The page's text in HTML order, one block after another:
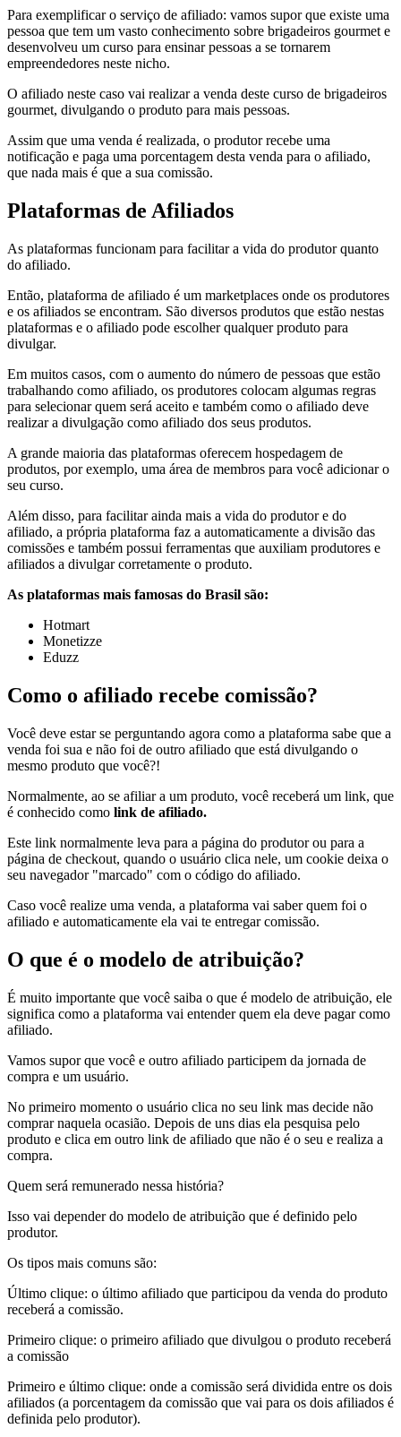
Para exemplificar o serviço de afiliado: vamos supor que existe uma
pessoa que tem um vasto conhecimento sobre brigadeiros gourmet e
desenvolveu um curso para ensinar pessoas a se tornarem
empreendedores neste nicho.
O afiliado neste caso vai realizar a venda deste curso de brigadeiros
gourmet, divulgando o produto para mais pessoas.
Assim que uma venda é realizada, o produtor recebe uma
notificação e paga uma porcentagem desta venda para o afiliado,
que nada mais é que a sua comissão.
Plataformas de Afiliados
As plataformas funcionam para facilitar a vida do produtor quanto
do afiliado.
Então, plataforma de afiliado é um marketplaces onde os produtores
e os afiliados se encontram. São diversos produtos que estão nestas
plataformas e o afiliado pode escolher qualquer produto para
divulgar.
Em muitos casos, com o aumento do número de pessoas que estão
trabalhando como afiliado, os produtores colocam algumas regras
para selecionar quem será aceito e também como o afiliado deve
realizar a divulgação como afiliado dos seus produtos.
A grande maioria das plataformas oferecem hospedagem de
produtos, por exemplo, uma área de membros para você adicionar o
seu curso.
Além disso, para facilitar ainda mais a vida do produtor e do
afiliado, a própria plataforma faz a automaticamente a divisão das
comissões e também possui ferramentas que auxiliam produtores e
afiliados a divulgar corretamente o produto.
As plataformas mais famosas do Brasil são:
Hotmart
Monetizze
Eduzz
Como o afiliado recebe comissão?
Você deve estar se perguntando agora como a plataforma sabe que a
venda foi sua e não foi de outro afiliado que está divulgando o
mesmo produto que você?!
Normalmente, ao se afiliar a um produto, você receberá um link, que
é conhecido como link de afiliado.
Este link normalmente leva para a página do produtor ou para a
página de checkout, quando o usuário clica nele, um cookie deixa o
seu navegador "marcado" com o código do afiliado.
Caso você realize uma venda, a plataforma vai saber quem foi o
afiliado e automaticamente ela vai te entregar comissão.
O que é o modelo de atribuição?
É muito importante que você saiba o que é modelo de atribuição, ele
significa como a plataforma vai entender quem ela deve pagar como
afiliado.
Vamos supor que você e outro afiliado participem da jornada de
compra e um usuário.
No primeiro momento o usuário clica no seu link mas decide não
comprar naquela ocasião. Depois de uns dias ela pesquisa pelo
produto e clica em outro link de afiliado que não é o seu e realiza a
compra.
Quem será remunerado nessa história?
Isso vai depender do modelo de atribuição que é definido pelo
produtor.
Os tipos mais comuns são:
Último clique: o último afiliado que participou da venda do produto
receberá a comissão.
Primeiro clique: o primeiro afiliado que divulgou o produto receberá
a comissão
Primeiro e último clique: onde a comissão será dividida entre os dois
afiliados (a porcentagem da comissão que vai para os dois afiliados é
definida pelo produtor).